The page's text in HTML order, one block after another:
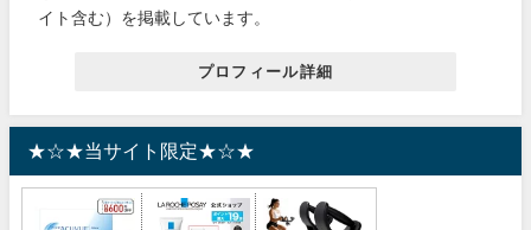
イト含む）を掲載しています。
プロフィール詳細
★☆★当サイト限定★☆★